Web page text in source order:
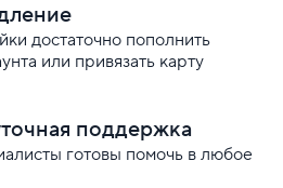
достаточно пополнить
или привязать карту
поддержка
готовы помочь в любое